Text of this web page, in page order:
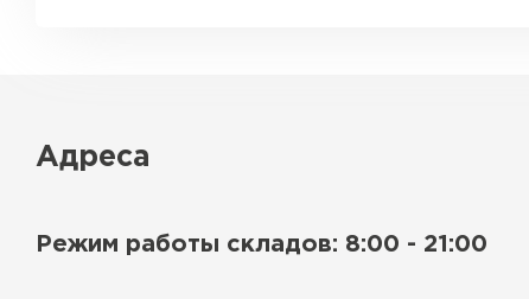
Адреса
Режим работы складов: 8:00 - 21:00